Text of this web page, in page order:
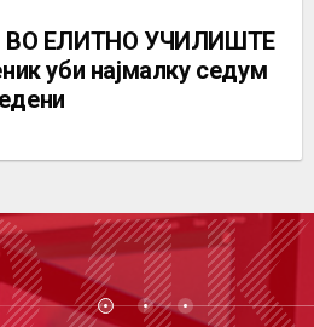
ЕЛИТНО УЧИЛИШТЕ
уби најмалку седум